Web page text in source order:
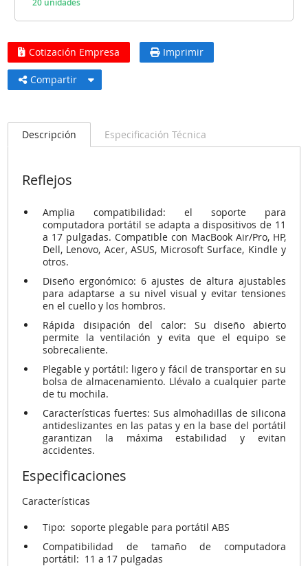
Cotización Empresa Imprimir
Compartir
Descripción Especificación Técnica
Reflejos
Amplia compatibilidad: el soporte para
computadora portátil se adapta a dispositivos de 11
a 17 pulgadas.Compatible con MacBook Air/Pro, HP,
Dell, Lenovo, Acer, ASUS, Microsoft Surface, Kindle y
otros.
Diseño ergonómico: 6 ajustes de altura ajustables
para adaptarse a su nivel visual y evitar tensiones
en el cuello y los hombros.
Rápida disipación del calor: Su diseño abierto
permite la ventilación y evita que el equipo se
sobrecaliente.
Plegable y portátil: ligero y fácil de transportar en su
bolsa de almacenamiento. Llévalo a cualquier parte
de tu mochila.
Características fuertes: Sus almohadillas de silicona
antideslizantes en las patas y en la base del portátil
garantizan la máxima estabilidad y evitan
accidentes.
Especificaciones
Características
Tipo: soporte plegable para portátil ABS
Compatibilidad de tamaño de computadora
portátil: 11 a 17 pulgadas